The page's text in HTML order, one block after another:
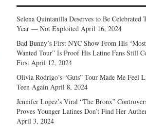
Selena Quintanilla Deserves to Be Celebrated
Year — Not Exploited April 16, 2024
Bad Bunny’s First NYC Show From His “Most
Wanted Tour” Is Proof His Latine Fans Still
First April 12, 2024
Olivia Rodrigo’s “Guts” Tour Made Me Feel
Teen Again April 8, 2024
Jennifer Lopez’s Viral “The Bronx”
Proves Younger Latines Don’t Find Her
April 3, 2024